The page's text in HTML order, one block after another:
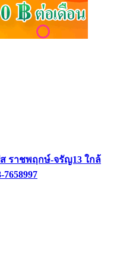
ราชพฤกษ์-จรัญ13 ใกล้